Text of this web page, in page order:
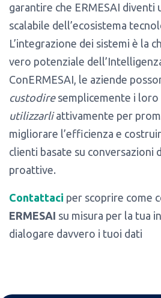
garantire che ERMESAI diventi
scalabile dell’ecosistema
L’integrazione dei sistemi è la
vero potenziale
ConERMESAI, le aziende
custodiresemplicemente i loro
utilizzarliattivamente per
migliorare l’efficienza e
clienti basate su conversazioni
proattive.
Contattaci per scoprire come
ERMESAI su misura per la tua
dialogare davvero i tuoi dati